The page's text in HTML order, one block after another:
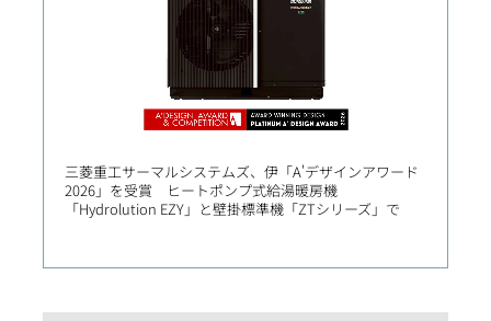
三菱重工サーマルシステムズ、伊「A'デザインアワード
2026」を受賞 ヒートポンプ式給湯暖房機
「Hydrolution EZY」と壁掛標準機「ZTシリーズ」で